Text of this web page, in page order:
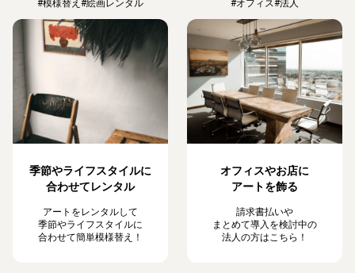
#模様替え #絵画レンタル
季節やライフスタイルに
合わせてレンタル
アートをレンタルして
季節やライフスタイルに
合わせて簡単模様替え！
#オフィス#法人
オフィスやお店に
アートを飾る
請求書払いや
まとめて導入を検討中の
法人の方はこちら！